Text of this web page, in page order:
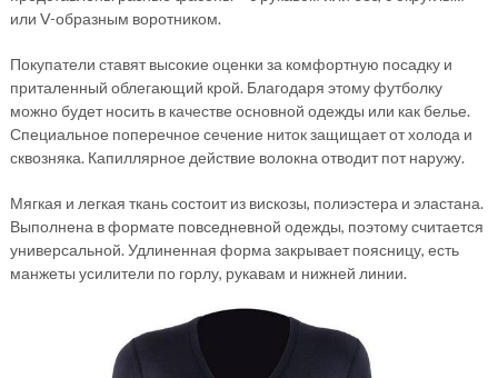
или V-образным воротником.
Покупатели ставят высокие оценки за комфортную посадку и
приталенный облегающий крой. Благодаря этому футболку
можно будет носить в качестве основной одежды или как белье.
Специальное поперечное сечение ниток защищает от холода и
сквозняка. Капиллярное действие волокна отводит пот наружу.
Мягкая и легкая ткань состоит из вискозы, полиэстера и эластана.
Выполнена в формате повседневной одежды, поэтому считается
универсальной. Удлиненная форма закрывает поясницу, есть
манжеты усилители по горлу, рукавам и нижней линии.